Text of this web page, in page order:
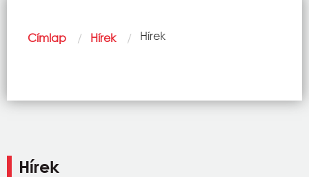
Morzsa
Címlap Hírek Current:
Hírek
Hírek